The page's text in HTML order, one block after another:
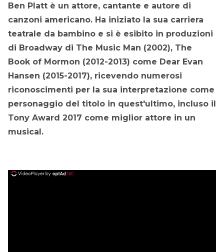
Ben Platt è un attore, cantante e autore di
canzoni americano. Ha iniziato la sua carriera
teatrale da bambino e si è esibito in produzioni
di Broadway di The Music Man (2002), The
Book of Mormon (2012-2013) come Dear Evan
Hansen (2015-2017), ricevendo numerosi
riconoscimenti per la sua interpretazione come
personaggio del titolo in quest'ultimo, incluso il
Tony Award 2017 come miglior attore in un
musical.